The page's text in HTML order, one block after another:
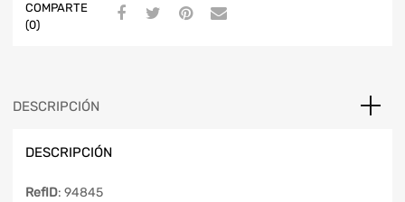
COMPARTE
(0)
DESCRIPCIÓN
DESCRIPCIÓN
RefID: 94845